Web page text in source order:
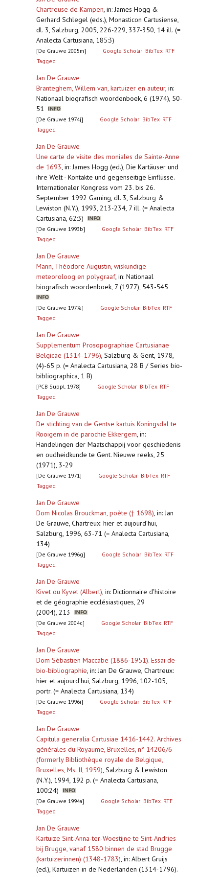
Chartreuse de Kampen, in: James Hogg &
Gerhard Schlegel (eds.), Monasticon Cartusiense,
dl. 3, Salzburg, 2005, 226-229, 337-350, 14 ill. (=
Analecta Cartusiana, 185:3)
[De Grauwe 2005m] Google Scholar BibTex RTF
Tagged
Jan De Grauwe
Branteghem, Willem van, kartuizer en auteur, in:
Nationaal biografisch woordenboek, 6 (1974), 50-
51
[De Grauwe 1974j] Google Scholar BibTex RTF
Tagged
Jan De Grauwe
Une carte de visite des moniales de Sainte-Anne
de 1693, in: James Hogg (ed.), Die Kartäuser und
ihre Welt - Kontakte und gegenseitige Einflüsse.
Internationaler Kongress vom 23. bis 26.
September 1992 Gaming, dl. 3, Salzburg &
Lewiston (N.Y.), 1993, 213-234, 7 ill. (= Analecta
Cartusiana, 62:3)
[De Grauwe 1993b] Google Scholar BibTex RTF
Tagged
Jan De Grauwe
Mann, Théodore Augustin, wiskundige
meteoroloog en polygraaf, in: Nationaal
biografisch woordenboek, 7 (1977), 543-545
[De Grauwe 1977a] Google Scholar BibTex RTF
Tagged
Jan De Grauwe
Supplementum Prosopographiae Cartusianae
Belgicae (1314-1796), Salzburg & Gent, 1978,
(4)-65 p. (= Analecta Cartusiana, 28 B / Series bio-
bibliographica, 1 B)
[PCB Suppl. 1978] Google Scholar BibTex RTF
Tagged
Jan De Grauwe
De stichting van de Gentse kartuis Koningsdal te
Rooigem in de parochie Ekkergem, in:
Handelingen der Maatschappij voor geschiedenis
en oudheidkunde te Gent. Nieuwe reeks, 25
(1971), 3-29
[De Grauwe 1971] Google Scholar BibTex RTF
Tagged
Jan De Grauwe
Dom Nicolas Brouckman, poète († 1698), in: Jan
De Grauwe, Chartreux: hier et aujourd'hui,
Salzburg, 1996, 63-71 (= Analecta Cartusiana,
134)
[De Grauwe 1996g] Google Scholar BibTex RTF
Tagged
Jan De Grauwe
Kivet ou Kyvet (Albert), in: Dictionnaire d'histoire
et de géographie ecclésiastiques, 29
(2004), 213
[De Grauwe 2004c] Google Scholar BibTex RTF
Tagged
Jan De Grauwe
Dom Sébastien Maccabe (1886-1951). Essai de
bio-bibliographie, in: Jan De Grauwe, Chartreux:
hier et aujourd'hui, Salzburg, 1996, 102-105,
portr. (= Analecta Cartusiana, 134)
[De Grauwe 1996i] Google Scholar BibTex RTF
Tagged
Jan De Grauwe
Capitula generalia Cartusiae 1416-1442. Archives
générales du Royaume, Bruxelles, n° 14206/6
(formerly Bibliothèque royale de Belgique,
Bruxelles, Ms. II, 1959), Salzburg & Lewiston
(N.Y.), 1994, 192 p. (= Analecta Cartusiana,
100:24)
[De Grauwe 1994a] Google Scholar BibTex RTF
Tagged
Jan De Grauwe
Kartuize Sint-Anna-ter-Woestijne te Sint-Andries
bij Brugge, vanaf 1580 binnen de stad Brugge
(kartuizerinnen) (1348-1783), in: Albert Gruijs
(ed.), Kartuizen in de Nederlanden (1314-1796).